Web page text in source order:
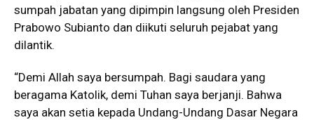
sumpah jabatan yang dipimpin langsung oleh Presiden
Prabowo Subianto dan diikuti seluruh pejabat yang
dilantik.
“Demi Allah saya bersumpah. Bagi saudara yang
beragama Katolik, demi Tuhan saya berjanji. Bahwa
saya akan setia kepada Undang-Undang Dasar Negara